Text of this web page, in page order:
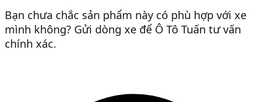
Bạn chưa chắc sản phẩm này có phù hợp với xe
mình không? Gửi dòng xe để Ô Tô Tuấn tư vấn
chính xác.